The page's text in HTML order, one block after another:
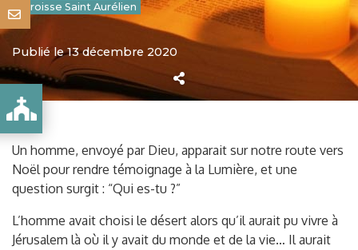
Paroisse Saint Aurélien
Publié le 13 décembre 2020
Un homme, envoyé par Dieu, apparait sur notre route vers
Noël pour rendre témoignage à la Lumière, et une
question surgit : “Qui es-tu ?”
L’homme avait choisi le désert alors qu’il aurait pu vivre à
Jérusalem là où il y avait du monde et de la vie… Il aurait